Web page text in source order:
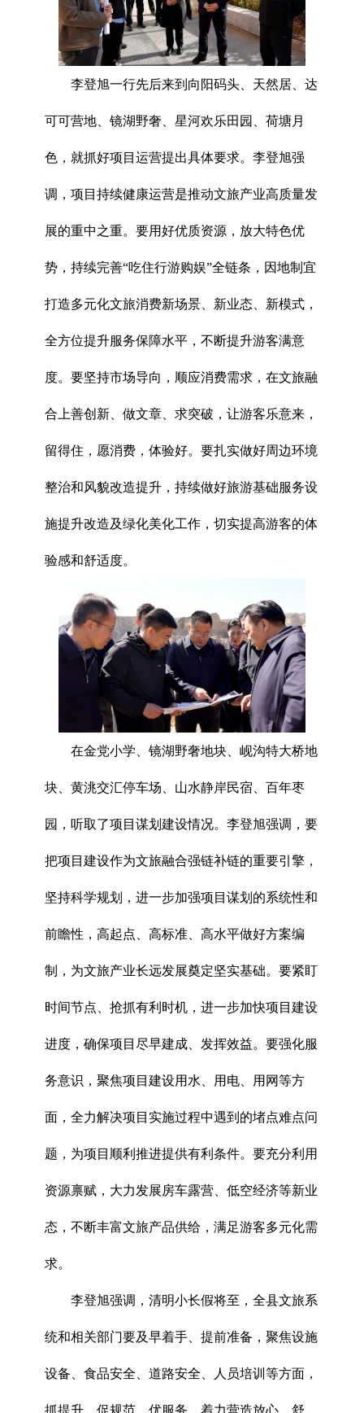
李登旭一行先后来到向阳码头、天然居、达
可可营地、镜湖野奢、星河欢乐田园、荷塘月
色，就抓好项目运营提出具体要求。李登旭强
调，项目持续健康运营是推动文旅产业高质量发
展的重中之重。要用好优质资源，放大特色优
势，持续完善“吃住行游购娱”全链条，因地制宜
打造多元化文旅消费新场景、新业态、新模式，
全方位提升服务保障水平，不断提升游客满意
度。要坚持市场导向，顺应消费需求，在文旅融
合上善创新、做文章、求突破，让游客乐意来，
留得住，愿消费，体验好。要扎实做好周边环境
整治和风貌改造提升，持续做好旅游基础服务设
施提升改造及绿化美化工作，切实提高游客的体
验感和舒适度。
在金党小学、镜湖野奢地块、岘沟特大桥地
块、黄洮交汇停车场、山水静岸民宿、百年枣
园，听取了项目谋划建设情况。李登旭强调，要
把项目建设作为文旅融合强链补链的重要引擎，
坚持科学规划，进一步加强项目谋划的系统性和
前瞻性，高起点、高标准、高水平做好方案编
制，为文旅产业长远发展奠定坚实基础。要紧盯
时间节点、抢抓有利时机，进一步加快项目建设
进度，确保项目尽早建成、发挥效益。要强化服
务意识，聚焦项目建设用水、用电、用网等方
面，全力解决项目实施过程中遇到的堵点难点问
题，为项目顺利推进提供有利条件。要充分利用
资源禀赋，大力发展房车露营、低空经济等新业
态，不断丰富文旅产品供给，满足游客多元化需
求。
李登旭强调，清明小长假将至，全县文旅系
统和相关部门要及早着手、提前准备，聚焦设施
设备、食品安全、道路安全、人员培训等方面，
抓提升、促规范、优服务，着力营造放心、舒